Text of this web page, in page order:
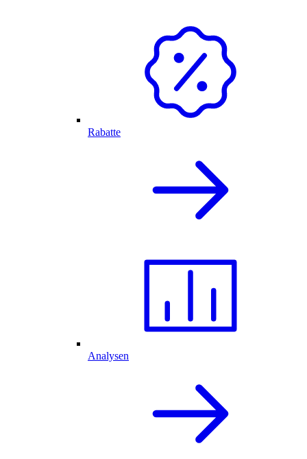
Rabatte
Analysen